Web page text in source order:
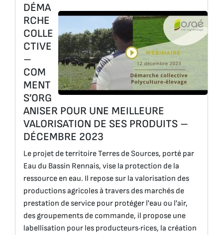
DÉMA
RCHE
COLLE
CTIVE
–
COM
MENT
S’ORG
ANISER POUR UNE MEILLEURE
VALORISATION DE SES PRODUITS –
DÉCEMBRE 2023
Le projet de territoire Terres de Sources, porté par
Eau du Bassin Rennais, vise la protection de la
ressource en eau. Il repose sur la valorisation des
productions agricoles à travers des marchés de
prestation de service pour protéger l'eau ou l'air,
des groupements de commande, il propose une
labellisation pour les producteurs·rices, la création